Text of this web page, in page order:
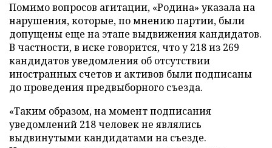
Помимо вопросов агитации, «Родина» указала на
нарушения, которые, по мнению партии, были
допущены еще на этапе выдвижения кандидатов.
В частности, в иске говорится, что у 218 из 269
кандидатов уведомления об отсутствии
иностранных счетов и активов были подписаны
до проведения предвыборного съезда.
«Таким образом, на момент подписания
уведомлений 218 человек не являлись
выдвинутыми кандидатами на съезде.